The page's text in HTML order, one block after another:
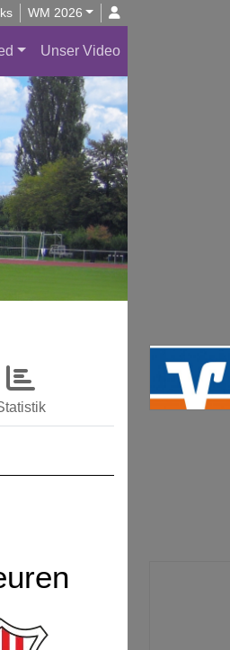
WM 2026
Unser Video